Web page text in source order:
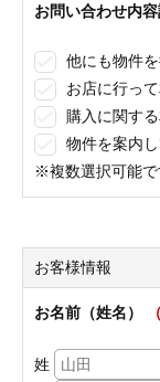
お問い合わせ内
他にも物件
お店に行っ
購入に関す
物件を案内
※複数選択可能で
お客様情報
お名前（姓名）
姓